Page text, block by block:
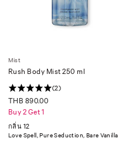
Mist
Rush Body Mist 250 ml
(2)
THB 890.00
Buy 2 Get 1
กลิ่น 12
Love Spell, Pure Seduction, Bare Vanilla